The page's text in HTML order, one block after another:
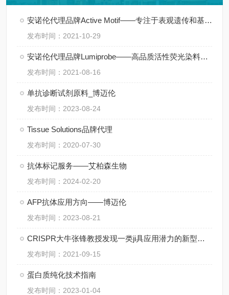
安诺伦代理品牌Active Motif——专注于表观遗传和基因调控领域
发布时间：2021-10-29
安诺伦代理品牌Lumiprobe——高品质活性荧光染料供应商
发布时间：2021-08-16
单抗诊断试剂原料_博迈伦
发布时间：2023-08-24
Tissue Solutions品牌代理
发布时间：2020-07-30
抗体标记服务——艾柏森生物
发布时间：2024-02-20
AFP抗体应用方向——博迈伦
发布时间：2023-08-21
CRISPR大牛张锋教授发现一类ji具应用潜力的新型基因编辑系统
发布时间：2021-09-15
蛋白质纯化技术指南
发布时间：2023-01-04